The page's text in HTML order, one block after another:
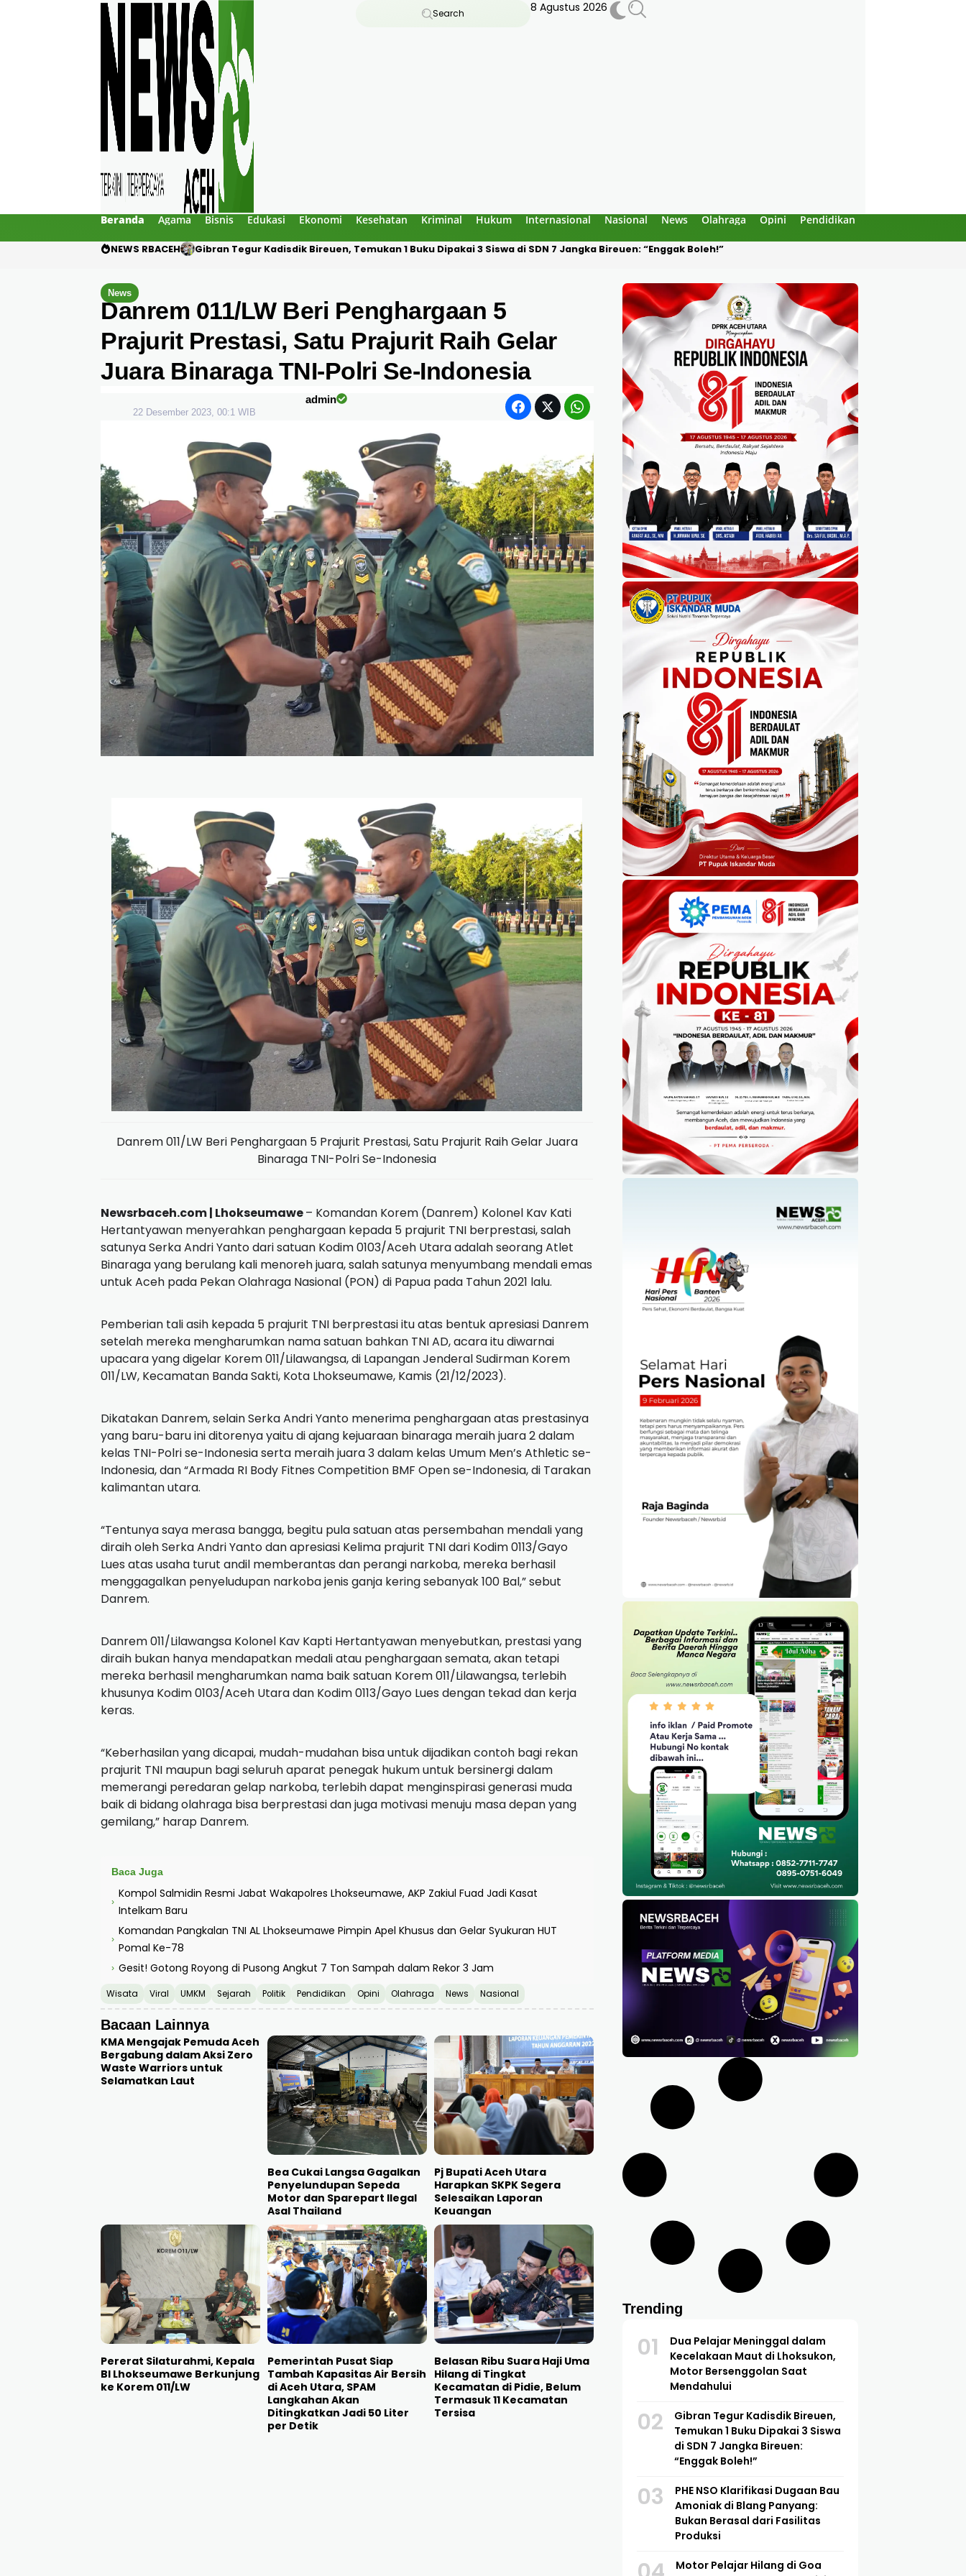
Search 8 Agustus 2026
Beranda Agama Bisnis Edukasi Ekonomi Kesehatan Kriminal Hukum Internasional Nasional News Olahraga Opini Pendidikan
NEWS RBACEH PHE NSO Klarifikasi Dugaan Bau Amoniak di Blang Panyang: Bukan Berasal dari Fasilitas Produksi
News
Danrem 011/LW Beri Penghargaan 5
Prajurit Prestasi, Satu Prajurit Raih Gelar
Juara Binaraga TNI-Polri Se-Indonesia
admin
22 Desember 2023, 00:1 WIB
Danrem 011/LW Beri Penghargaan 5 Prajurit Prestasi, Satu Prajurit Raih Gelar Juara
Binaraga TNI-Polri Se-Indonesia
Newsrbaceh.com | Lhokseumawe– Komandan Korem (Danrem) Kolonel Kav Kati
Hertantyawan menyerahkan penghargaan kepada 5 prajurit TNI berprestasi, salah
satunya Serka Andri Yanto dari satuan Kodim 0103/Aceh Utara adalah seorang Atlet
Binaraga yang berulang kali menoreh juara, salah satunya menyumbang mendali emas
untuk Aceh pada Pekan Olahraga Nasional (PON) di Papua pada Tahun 2021 lalu.
Pemberian tali asih kepada 5 prajurit TNI berprestasi itu atas bentuk apresiasi Danrem
setelah mereka mengharumkan nama satuan bahkan TNI AD, acara itu diwarnai
upacara yang digelar Korem 011/Lilawangsa, di Lapangan Jenderal Sudirman Korem
011/LW, Kecamatan Banda Sakti, Kota Lhokseumawe, Kamis (21/12/2023).
Dikatakan Danrem, selain Serka Andri Yanto menerima penghargaan atas prestasinya
yang baru-baru ini ditorenya yaitu di ajang kejuaraan binaraga meraih juara 2 dalam
kelas TNI-Polri se-Indonesia serta meraih juara 3 dalam kelas Umum Men’s Athletic se-
Indonesia, dan “Armada RI Body Fitnes Competition BMF Open se-Indonesia, di Tarakan
kalimantan utara.
“Tentunya saya merasa bangga, begitu pula satuan atas persembahan mendali yang
diraih oleh Serka Andri Yanto dan apresiasi Kelima prajurit TNI dari Kodim 0113/Gayo
Lues atas usaha turut andil memberantas dan perangi narkoba, mereka berhasil
menggagalkan penyeludupan narkoba jenis ganja kering sebanyak 100 Bal,” sebut
Danrem.
Danrem 011/Lilawangsa Kolonel Kav Kapti Hertantyawan menyebutkan, prestasi yang
diraih bukan hanya mendapatkan medali atau penghargaan semata, akan tetapi
mereka berhasil mengharumkan nama baik satuan Korem 011/Lilawangsa, terlebih
khusunya Kodim 0103/Aceh Utara dan Kodim 0113/Gayo Lues dengan tekad dan kerja
keras.
“Keberhasilan yang dicapai, mudah-mudahan bisa untuk dijadikan contoh bagi rekan
prajurit TNI maupun bagi seluruh aparat penegak hukum untuk bersinergi dalam
memerangi peredaran gelap narkoba, terlebih dapat menginspirasi generasi muda
baik di bidang olahraga bisa berprestasi dan juga motivasi menuju masa depan yang
gemilang,” harap Danrem.
Baca Juga
›
Kompol Salmidin Resmi Jabat Wakapolres Lhokseumawe, AKP Zakiul Fuad Jadi Kasat
Intelkam Baru
›
Komandan Pangkalan TNI AL Lhokseumawe Pimpin Apel Khusus dan Gelar Syukuran HUT
Pomal Ke-78
› Gesit! Gotong Royong di Pusong Angkut 7 Ton Sampah dalam Rekor 3 Jam
Wisata Viral UMKM Sejarah Politik Pendidikan Opini Olahraga News Nasional
Bacaan Lainnya
KMA Mengajak Pemuda Aceh
Bergabung dalam Aksi Zero
Waste Warriors untuk
Selamatkan Laut
Bea Cukai Langsa Gagalkan
Penyelundupan Sepeda
Motor dan Sparepart Ilegal
Asal Thailand
Pj Bupati Aceh Utara
Harapkan SKPK Segera
Selesaikan Laporan
Keuangan
Pererat Silaturahmi, Kepala
BI Lhokseumawe Berkunjung
ke Korem 011/LW
Pemerintah Pusat Siap
Tambah Kapasitas Air Bersih
di Aceh Utara, SPAM
Langkahan Akan
Ditingkatkan Jadi 50 Liter
per Detik
Belasan Ribu Suara Haji Uma
Hilang di Tingkat
Kecamatan di Pidie, Belum
Termasuk 11 Kecamatan
Tersisa
Trending
01
Dua Pelajar Meninggal dalam
Kecelakaan Maut di Lhoksukon,
Motor Bersenggolan Saat
Mendahului
02
Gibran Tegur Kadisdik Bireuen,
Temukan 1 Buku Dipakai 3 Siswa
di SDN 7 Jangka Bireuen:
“Enggak Boleh!”
03
PHE NSO Klarifikasi Dugaan Bau
Amoniak di Blang Panyang:
Bukan Berasal dari Fasilitas
Produksi
Motor Pelajar Hilang di Goa